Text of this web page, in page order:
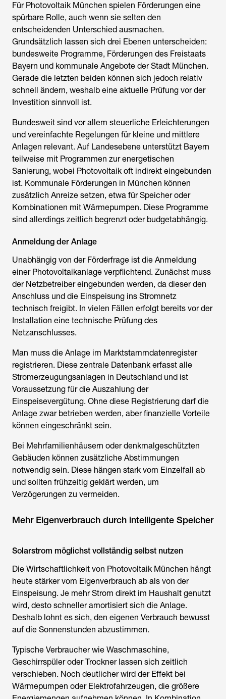
Für Photovoltaik München spielen Förderungen eine
spürbare Rolle, auch wenn sie selten den
entscheidenden Unterschied ausmachen.
Grundsätzlich lassen sich drei Ebenen unterscheiden:
bundesweite Programme, Förderungen des Freistaats
Bayern und kommunale Angebote der Stadt München.
Gerade die letzten beiden können sich jedoch relativ
schnell ändern, weshalb eine aktuelle Prüfung vor der
Investition sinnvoll ist.
Bundesweit sind vor allem steuerliche Erleichterungen
und vereinfachte Regelungen für kleine und mittlere
Anlagen relevant. Auf Landesebene unterstützt Bayern
teilweise mit Programmen zur energetischen
Sanierung, wobei Photovoltaik oft indirekt eingebunden
ist. Kommunale Förderungen in München können
zusätzlich Anreize setzen, etwa für Speicher oder
Kombinationen mit Wärmepumpen. Diese Programme
sind allerdings zeitlich begrenzt oder budgetabhängig.
Anmeldung der Anlage
Unabhängig von der Förderfrage ist die Anmeldung
einer Photovoltaikanlage verpflichtend. Zunächst muss
der Netzbetreiber eingebunden werden, da dieser den
Anschluss und die Einspeisung ins Stromnetz
technisch freigibt. In vielen Fällen erfolgt bereits vor der
Installation eine technische Prüfung des
Netzanschlusses.
Man muss die Anlage im Marktstammdatenregister
registrieren. Diese zentrale Datenbank erfasst alle
Stromerzeugungsanlagen in Deutschland und ist
Voraussetzung für die Auszahlung der
Einspeisevergütung. Ohne diese Registrierung darf die
Anlage zwar betrieben werden, aber finanzielle Vorteile
können eingeschränkt sein.
Bei Mehrfamilienhäusern oder denkmalgeschützten
Gebäuden können zusätzliche Abstimmungen
notwendig sein. Diese hängen stark vom Einzelfall ab
und sollten frühzeitig geklärt werden, um
Verzögerungen zu vermeiden.
Mehr Eigenverbrauch durch intelligente Speicher
Solarstrom möglichst vollständig selbst nutzen
Die Wirtschaftlichkeit von Photovoltaik München hängt
heute stärker vom Eigenverbrauch ab als von der
Einspeisung. Je mehr Strom direkt im Haushalt genutzt
wird, desto schneller amortisiert sich die Anlage.
Deshalb lohnt es sich, den eigenen Verbrauch bewusst
auf die Sonnenstunden abzustimmen.
Typische Verbraucher wie Waschmaschine,
Geschirrspüler oder Trockner lassen sich zeitlich
verschieben. Noch deutlicher wird der Effekt bei
Wärmepumpen oder Elektrofahrzeugen, die größere